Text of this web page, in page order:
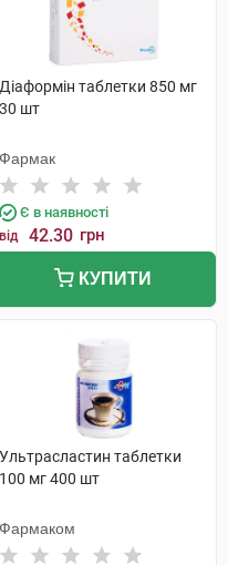
Діаформін таблетки 850 мг
30 шт
Фармак
Є в наявності
від 42.30 грн
КУПИТИ
Ультрасластин таблетки
100 мг 400 шт
Фармаком